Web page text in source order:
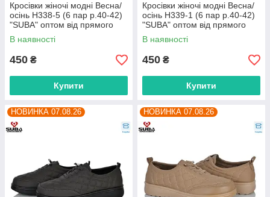
Кросівки жіночі модні Весна/
осінь H338-5 (6 пар р.40-42)
"SUBA" оптом від прямого
постачальника
В наявності
450 ₴
Купити
Кросівки жіночі модні Весна/
осінь H339-1 (6 пар р.40-42)
"SUBA" оптом від прямого
постачальника
В наявності
450 ₴
Купити
НОВИНКА 07.08.26 НОВИНКА 07.08.26